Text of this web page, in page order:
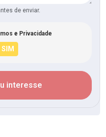
de enviar.
e Privacidade
interesse